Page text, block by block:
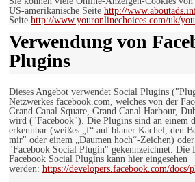
US-amerikanische Seite http://
Seite http://www.youronlinechoices.com/uk/
Verwendung von
Plugins
Dieses Angebot verwendet Social Plugins
Netzwerkes facebook.com, welches von der
Grand Canal Square, Grand Canal Harbour,
wird ("Facebook"). Die Plugins sind an einem
erkennbar (weißes „f“ auf blauer Kachel, den
mir" oder einem „Daumen hoch“-Zeichen)
"Facebook Social Plugin" gekennzeichnet. Die
Facebook Social Plugins kann hier eingesehen
werden: https://developers.facebook.com/docs/